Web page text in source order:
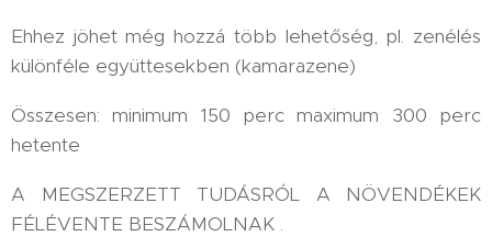
Ehhez jöhet még hozzá több lehetőség, pl. zenélés
különféle együttesekben (kamarazene)
Összesen: minimum 150 perc maximum 300 perc
hetente
A MEGSZERZETT TUDÁSRÓL A NÖVENDÉKEK
FÉLÉVENTE BESZÁMOLNAK .